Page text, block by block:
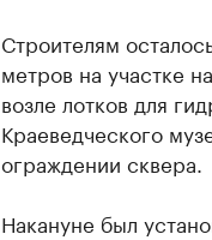
Строителям
метров на участке
возле лотков для
Краеведческого
ограждении сквера.
Накануне был